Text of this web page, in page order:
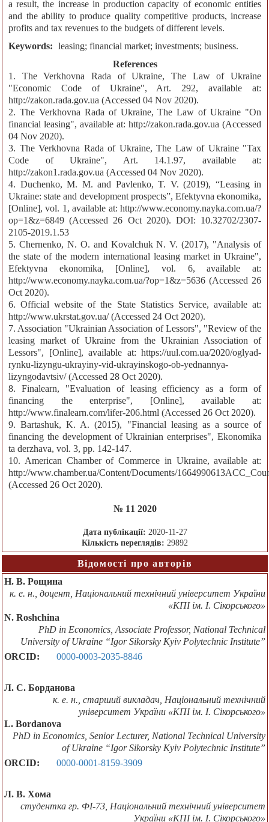
a result, the increase in production capacity of economic entities
and the ability to produce quality competitive products, increase
profits and tax revenues to the budgets of different levels.
Keywords: leasing; financial market; investments; business.
References
1. The Verkhovna Rada of Ukraine, The Law of Ukraine
"Economic Code of Ukraine", Art. 292, available at:
http://zakon.rada.gov.ua (Accessed 04 Nov 2020).
2. The Verkhovna Rada of Ukraine, The Law of Ukraine "On
financial leasing", available at: http://zakon.rada.gov.ua (Accessed
04 Nov 2020).
3. The Verkhovna Rada of Ukraine, The Law of Ukraine "Tax
Code of Ukraine", Art. 14.1.97, available at:
http://zakon1.rada.gov.ua (Accessed 04 Nov 2020).
4. Duchenko, M. M. and Pavlenko, T. V. (2019), “Leasing in
Ukraine: state and development prospects”, Efektyvna ekonomika,
[Online], vol. 1, available at: http://www.economy.nayka.com.ua/?
op=1&z=6849 (Accessed 26 Oct 2020). DOI: 10.32702/2307-
2105-2019.1.53
5. Chernenko, N. O. and Kovalchuk N. V. (2017), "Analysis of
the state of the modern international leasing market in Ukraine",
Efektyvna ekonomika, [Online], vol. 6, available at:
http://www.economy.nayka.com.ua/?op=1&z=5636 (Accessed 26
Oct 2020).
6. Official website of the State Statistics Service, available at:
http://www.ukrstat.gov.ua/ (Accessed 24 Oct 2020).
7. Association "Ukrainian Association of Lessors", "Review of the
leasing market of Ukraine from the Ukrainian Association of
Lessors", [Online], available at: https://uul.com.ua/2020/oglyad-
rynku-lizyngu-ukrayiny-vid-ukrayinskogo-ob-yednannya-
lizyngodavtsiv/ (Accessed 28 Oct 2020).
8. Finalearn, "Evaluation of leasing efficiency as a form of
financing the enterprise", [Online], available at:
http://www.finalearn.com/lifer-206.html (Accessed 26 Oct 2020).
9. Bartashuk, K. A. (2015), "Financial leasing as a source of
financing the development of Ukrainian enterprises", Ekonomika
ta derzhava, vol. 3, pp. 142-147.
10. American Chamber of Commerce in Ukraine, available at:
http://www.chamber.ua/Content/Documents/
(Accessed 26 Oct 2020).
№ 11 2020
Дата публікації: 2020-11-27
Кількість переглядів: 29892
Відомості про авторів
Н. В. Рощина
к. е. н., доцент, Національний технічний університет України
«КПІ ім. І. Сікорського»
N. Roshchina
PhD in Economics, Associate Professor, National Technical
University of Ukraine “Igor Sikorsky Kyiv Polytechnic Institute”
ORCID:
0000-0003-2035-8846
Л. С. Борданова
к. е. н., старший викладач, Національний технічний
університет України «КПІ ім. І. Сікорського»
L. Bordanova
PhD in Economics, Senior Lecturer, National Technical University
of Ukraine “Igor Sikorsky Kyiv Polytechnic Institute”
ORCID:
0000-0001-8159-3909
Л. В. Хома
студентка гр. ФІ-73, Національний технічний університет
України «КПІ ім. І. Сікорського»